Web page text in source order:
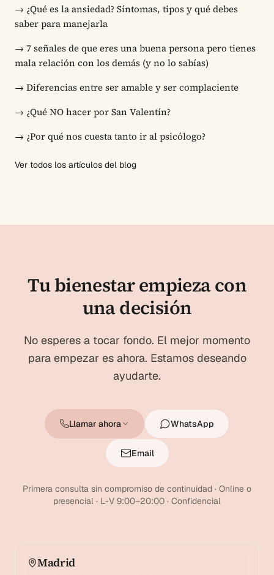
→ ¿Qué es la ansiedad? Síntomas, tipos y qué debes
saber para manejarla
→ 7 señales de que eres una buena persona pero tienes
mala relación con los demás (y no lo sabías)
→ Diferencias entre ser amable y ser complaciente
→ ¿Qué NO hacer por San Valentín?
→ ¿Por qué nos cuesta tanto ir al psicólogo?
Ver todos los artículos del blog
Tu bienestar empieza con
una decisión
No esperes a tocar fondo. El mejor momento
para empezar es ahora. Estamos deseando
ayudarte.
Llamar ahora WhatsApp
Email
Primera consulta sin compromiso de continuidad · Online o
presencial · L-V 9:00–20:00 · Confidencial
Madrid